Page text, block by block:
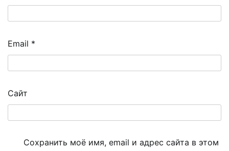
Email *
Сайт
Сохранить моё имя, email и адрес сайта в этом